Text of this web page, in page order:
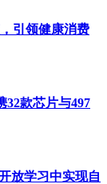
引领健康消费
32款芯片与497
放学习中实现自